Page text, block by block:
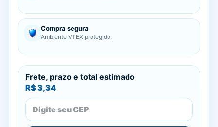
Compra segura
Ambiente VTEX protegido.
Frete, prazo e total estimado
R$ 3,34